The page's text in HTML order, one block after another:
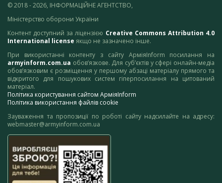
© 2018 - 2026, ІНФОРМАЦІЙНЕ АГЕНТСТВО,
Міністерство оборони України
Контент доступний за ліцензією Creative Commons Attribution 4.0
International license якщо не зазначено інше.
При використанні контенту з сайту АрміяInform посилання на
armyinform.com.ua обов’язкове. Для суб’єктів у сфері онлайн-медіа
обов’язковим є розміщення у першому абзаці матеріалу прямого та
відкритого для пошукових систем гіперпосилання на цитований
матеріал.
Політика користування сайтом АрміяInform
Політика використання файлів cookie
Зауваження та пропозиції по роботі сайту надсилайте на адресу:
webmaster@armyinform.com.ua